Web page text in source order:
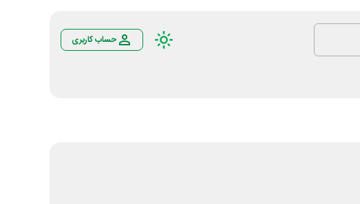
حساب کاربری